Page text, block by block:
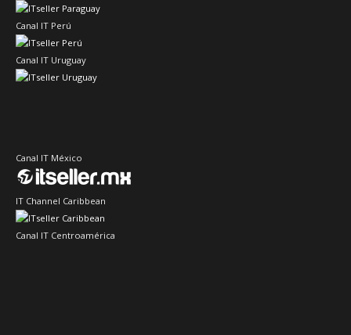
Canal IT Perú
Canal IT Uruguay
Canal IT México
IT Channel Caribbean
Canal IT Centroamérica